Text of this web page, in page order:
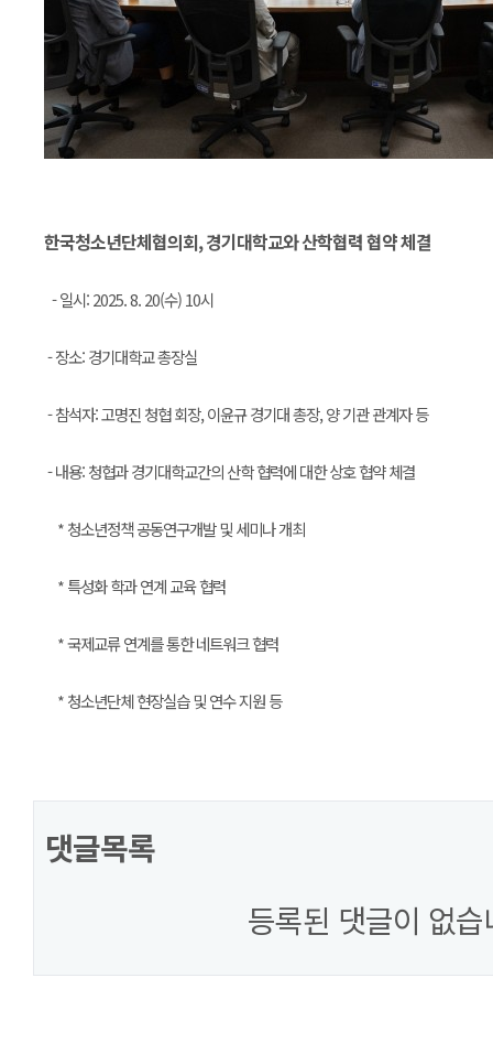
한국청소년단체협의회, 경기대학교와 산학협력 협약 체결
- 일시: 2025. 8. 20(수) 10시
- 장소: 경기대학교 총장실
- 참석자: 고명진 청협 회장, 이윤규 경기대 총장, 양 기관 관계자 등
- 내용: 청협과 경기대학교간의 산학 협력에 대한 상호 협약 체결
* 청소년정책 공동연구개발 및 세미나 개최
* 특성화 학과 연계 교육 협력
* 국제교류 연계를 통한 네트워크 협력
* 청소년단체 현장실습 및 연수 지원 등
댓글목록
등록된 댓글이 없습